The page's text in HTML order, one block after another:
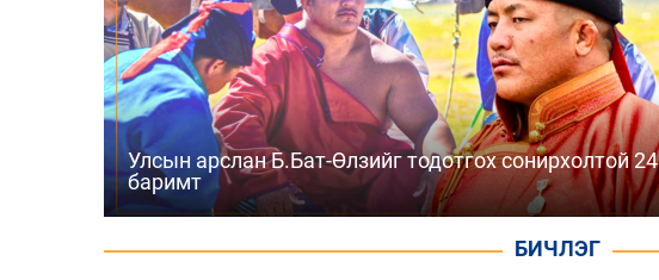
Улсын арслан Б.Бат-Өлзийг тодотгох сонирхолтой 24
баримт
БИЧЛЭГ